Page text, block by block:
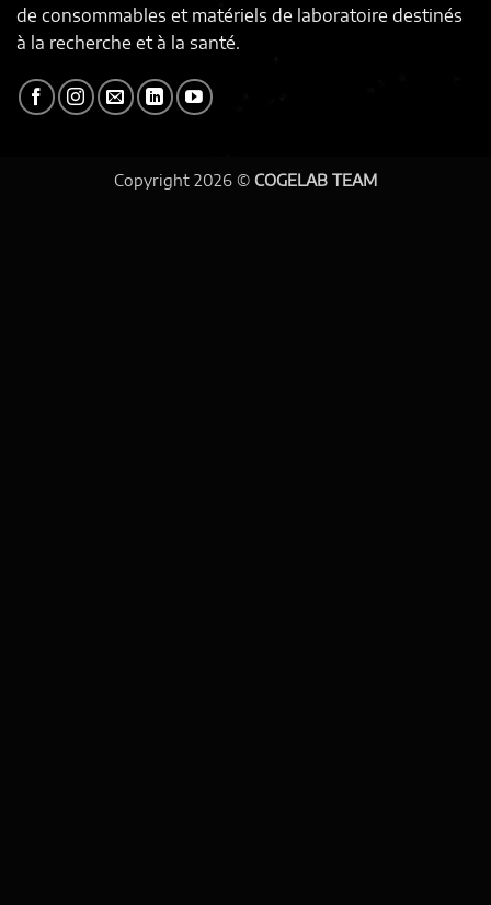
de consommables et matériels de laboratoire destinés
à la recherche et à la santé.
Copyright 2026 © COGELAB TEAM